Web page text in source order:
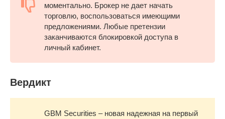
моментально. Брокер не дает начать
торговлю, воспользоваться имеющими
предложениями. Любые претензии
заканчиваются блокировкой доступа в
личный кабинет.
Вердикт
GBM Securities – новая надежная на первый